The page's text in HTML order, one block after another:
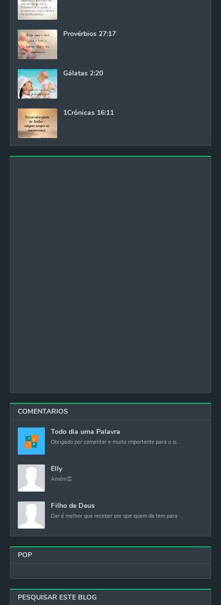
Provérbios 27:17
Gálatas 2:20
1Crônicas 16:11
COMENTARIOS
Todo dia uma Palavra
Obrigado por comentar e muito importante para o si...
Elly
Amém👏
Filho de Deus
Dar é melhor que receber por que quem da tem para ...
POP
PESQUISAR ESTE BLOG